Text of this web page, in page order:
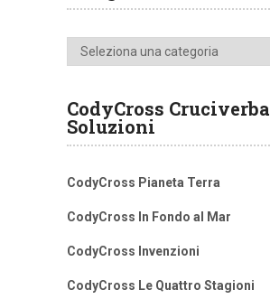
Categorie
CodyCross Cruciverba
Soluzioni
CodyCross Pianeta Terra
CodyCross In Fondo al Mar
CodyCross Invenzioni
CodyCross Le Quattro Stagioni